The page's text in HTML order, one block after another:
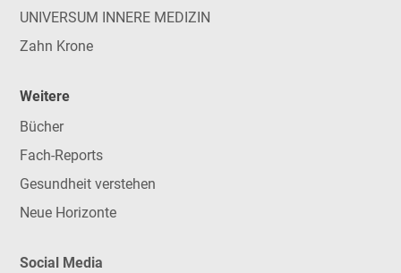
UNIVERSUM INNERE MEDIZIN
Zahn Krone
Weitere
Bücher
Fach-Reports
Gesundheit verstehen
Neue Horizonte
Social Media